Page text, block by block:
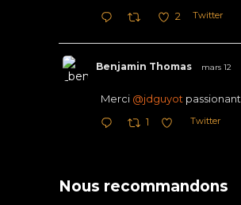
2 Twitter
Benjamin Thomas mars 12
Merci @jdguyot passionant
1 Twitter
Nous recommandons